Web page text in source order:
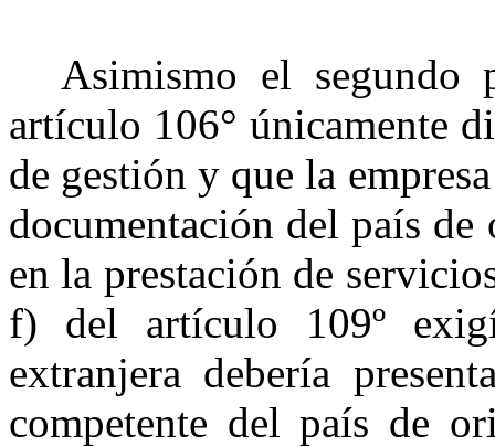
Asimismo el
artículo 106° únicamente
de gestión y que la
documentación del país
en la prestación de
f) del artículo 109º
extranjera debería
competente del país de